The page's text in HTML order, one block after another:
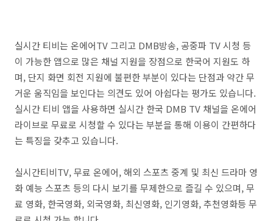
실시간 티비는 온에어TV 그리고 DMB방송, 공중파 TV 시청 등
이 가능한 앱으로 많은 채널 지원을 장점으로 한국어 지원도 하
며, 단지 화면 회전 지원에 불편한 부분이 있다는 단점과 약간 무
거운 움직임을 보인다는 의견도 있어 아쉽다는 평가도 있습니다.
실시간 티비 앱을 사용하면 실시간 한국 DMB TV 채널을 온에어
라이브로 무료로 시청할 수 있다는 부분을 통해 이용이 간편하다
는 특징을 갖추고 있습니다.
실시간티비TV, 무료 온에어, 해외 스포츠 중계 및 최신 드라마 영
화 예능 스포츠 등의 다시 보기를 무제한으로 즐길 수 있으며, 무
료 영화, 한국영화, 외국영화, 최신영화, 인기영화, 추천영화등 무